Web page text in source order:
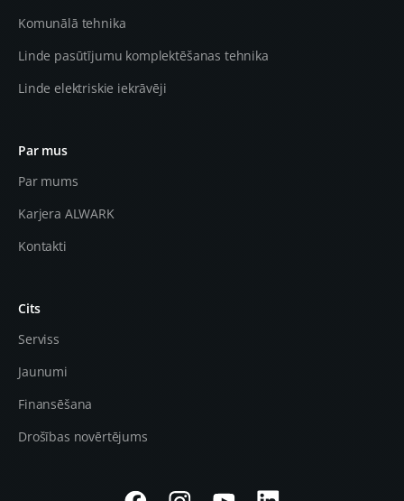
Komunālā tehnika
Linde pasūtījumu komplektēšanas tehnika
Linde elektriskie iekrāvēji
Par mus
Par mums
Karjera ALWARK
Kontakti
Cits
Serviss
Jaunumi
Finansēšana
Drošības novērtējums